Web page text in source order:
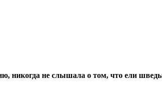
никогда не слышала о том, что ели